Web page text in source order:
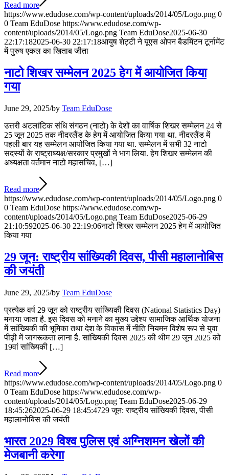
Read more
https://www.edudose.com/wp-content/uploads/2014/05/Logo.png 0
0 Team EduDose https://www.edudose.com/wp-
content/uploads/2014/05/Logo.png Team EduDose2025-06-30
22:17:182025-06-30 22:17:18आयुष शेट्टी ने यूएस ओपन बैडमिंटन टूर्नामेंट
में पुरुष एकल का खिताब जीता
नाटो शिखर सम्मेलन 2025 हेग में आयोजित किया
गया
June 29, 2025/by Team EduDose
उत्तरी अटलांटिक संधि संगठन (नाटो) के देशों का वार्षिक शिखर सम्मेलन 24 से
25 जून 2025 तक नीदरलैंड के हेग में आयोजित किया गया था. नीदरलैंड में
पहली बार यह सम्मेलन आयोजित किया गया था. सम्मेलन में सभी 32 नाटो
सदस्यों के राष्ट्राध्यक्ष/सरकार प्रमुखों ने भाग लिया. हेग शिखर सम्मेलन की
अध्यक्षता वर्तमान नाटो महासचिव, […]
Read more
https://www.edudose.com/wp-content/uploads/2014/05/Logo.png 0
0 Team EduDose https://www.edudose.com/wp-
content/uploads/2014/05/Logo.png Team EduDose2025-06-29
21:10:592025-06-30 22:19:06नाटो शिखर सम्मेलन 2025 हेग में आयोजित
किया गया
29 जून: राष्ट्रीय सांख्यिकी दिवस, पीसी महालानोबिस
की जयंती
June 29, 2025/by Team EduDose
प्रत्येक वर्ष 29 जून को राष्ट्रीय सांख्यिकी दिवस (National Statistics Day)
मनाया जाता है. इस दिवस को मनाने का मुख्य उद्देश्य सामाजिक आर्थिक योजना
में सांख्यिकी की भूमिका तथा देश के विकास में नीति नियमन विशेष रूप से युवा
पीढ़ी में जागरूकता लाना है. सांख्यिकी दिवस 2025 की थीम 29 जून 2025 को
19वां सांख्यिकी […]
Read more
https://www.edudose.com/wp-content/uploads/2014/05/Logo.png 0
0 Team EduDose https://www.edudose.com/wp-
content/uploads/2014/05/Logo.png Team EduDose2025-06-29
18:45:262025-06-29 18:45:4729 जून: राष्ट्रीय सांख्यिकी दिवस, पीसी
महालानोबिस की जयंती
भारत 2029 विश्व पुलिस एवं अग्निशमन खेलों की
मेजबानी करेगा